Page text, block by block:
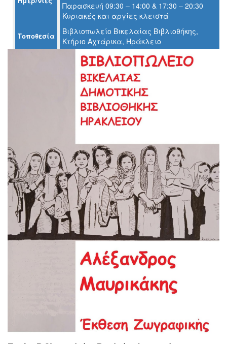
Παρασκευή 09:30 – 14:00 & 17:30 – 20:30
Κυριακές και αργίες κλειστά
Τοποθεσία
Βιβλιοπωλείο Βικελαίας Βιβλιοθήκης,
Κτήριο Αχτάρικα, Ηράκλειο